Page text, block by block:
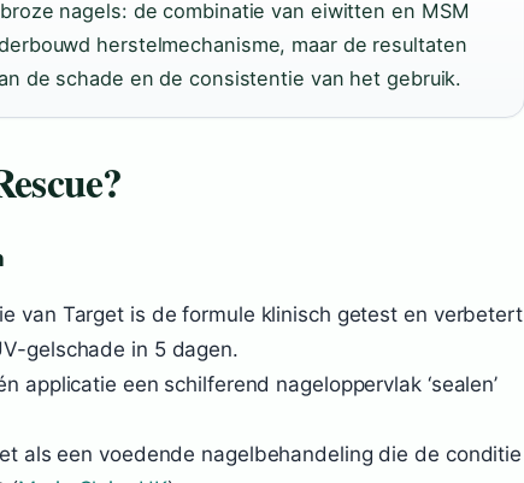
nagels: de combinatie van eiwitten en MSM
herstelmechanisme, maar de resultaten
de schade en de consistentie van het gebruik.
van Target is de formule klinisch getest en verbetert
gelschade in 5 dagen.
applicatie een schilferend nageloppervlak ‘sealen’
als een voedende nagelbehandeling die de conditie